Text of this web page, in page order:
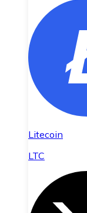
Litecoin
LTC